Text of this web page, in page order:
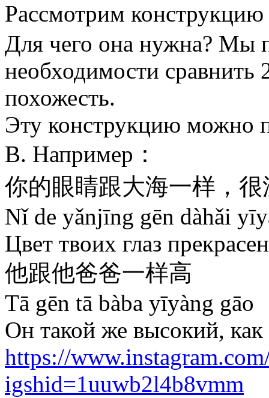
Рассмотрим
Для чего она нужна? Мы
необходимости сравнить
похожесть.
Эту конструкцию можно
В. Например：
你的眼睛跟大海一样，很
Nǐ de yǎnjīng gēn dàhǎi
Цвет твоих глаз
他跟他爸爸一样高
Tā gēn tā bàba yīyàng gāo
Он такой же высокий, как
https://
igshid=1uuwb2l4b8vmm